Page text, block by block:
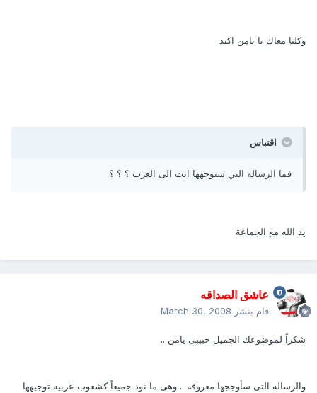
وكلنا معاك يا يامن اكيد
اقتباس
فما الرساله التي ستوجهها انت الى العرب ؟ ؟ ؟
يد الله مع الجماعة
عاشق الصداقه
قام بنشر March 30, 2008
شكراً لموضوعك الجميل حبيبى يامن ..
والرساله التى سأوججها معروفه .. وهى ما نود جميعاً كشعوب عربيه توجيهها